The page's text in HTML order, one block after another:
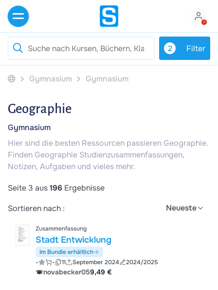
Gymnasium Gymnasium
2 Filter
Geographie
Gymnasium
Hier sind die besten Ressourcen passieren Geographie.
Finden Geographie Studienzusammenfassungen,
Notizen, Aufgaben und vieles mehr.
Seite 3 aus196 Ergebnisse
Sortieren nach :
Neueste
Zusammenfassung
Stadt Entwicklung
Im Bundle erhältlich
- - 11 September 2024 2024/2025
novabecker059,49 €